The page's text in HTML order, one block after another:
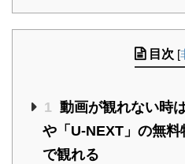
目次 [
1 動画が観れない時
や「U-NEXT」の無
で観れる